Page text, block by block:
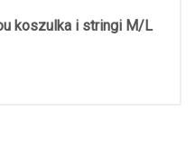
koszulka i stringi M/L